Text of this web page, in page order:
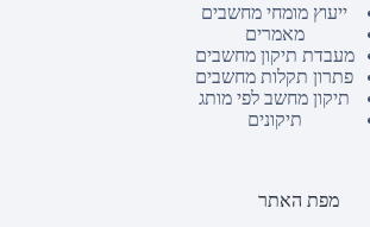
ייעוץ מומחי מחשבים
מאמרים
מעבדת תיקון מחשבים
פתרון תקלות מחשבים
תיקון מחשב לפי מותג
תיקונים
מפת האתר